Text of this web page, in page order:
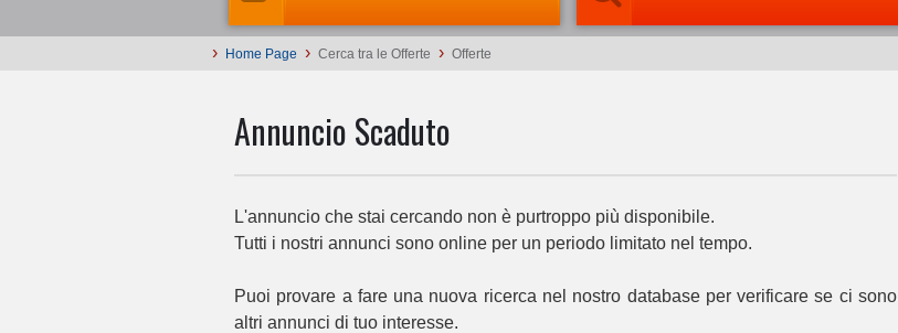
› Home Page › Cerca tra le Offerte › Offerte
Annuncio Scaduto
L'annuncio che stai cercando non è purtroppo più disponibile.
Tutti i nostri annunci sono online per un periodo limitato nel tempo.
Puoi provare a fare una nuova ricerca nel nostro database per verificare se ci sono
altri annunci di tuo interesse.